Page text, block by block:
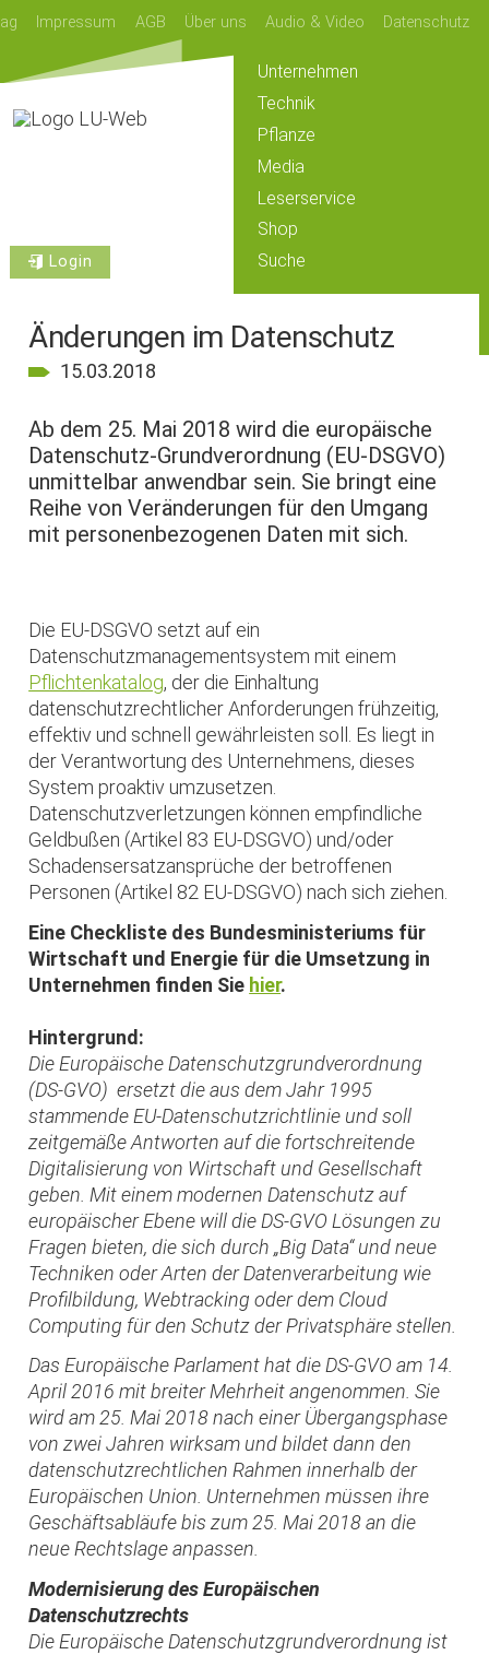
Impressum AGB Über uns Audio & Video Datenschutz
Login
Unternehmen
Technik
Pflanze
Media
Leserservice
Shop
Suche
Änderungen im Datenschutz
15.03.2018
Ab dem 25. Mai 2018 wird die europäische
Datenschutz-Grundverordnung (EU-DSGVO)
unmittelbar anwendbar sein. Sie bringt eine
Reihe von Veränderungen für den Umgang
mit personenbezogenen Daten mit sich.
Die EU-DSGVO setzt auf ein
Datenschutzmanagementsystem mit einem
Pflichtenkatalog, der die Einhaltung
datenschutzrechtlicher Anforderungen frühzeitig,
effektiv und schnell gewährleisten soll. Es liegt in
der Verantwortung des Unternehmens, dieses
System proaktiv umzusetzen.
Datenschutzverletzungen können empfindliche
Geldbußen (Artikel 83 EU-DSGVO) und/oder
Schadensersatzansprüche der betroffenen
Personen (Artikel 82 EU-DSGVO) nach sich ziehen.
Eine Checkliste des Bundesministeriums für
Wirtschaft und Energie für die Umsetzung in
Unternehmen finden Sie hier.
Hintergrund:
Die Europäische Datenschutzgrundverordnung
(DS-GVO) ersetzt die aus dem Jahr 1995
stammende EU-Datenschutzrichtlinie und soll
zeitgemäße Antworten auf die fortschreitende
Digitalisierung von Wirtschaft und Gesellschaft
geben. Mit einem modernen Datenschutz auf
europäischer Ebene will die DS-GVO Lösungen zu
Fragen bieten, die sich durch „Big Data“ und neue
Techniken oder Arten der Datenverarbeitung wie
Profilbildung, Webtracking oder dem Cloud
Computing für den Schutz der Privatsphäre stellen.
Das Europäische Parlament hat die DS-GVO am 14.
April 2016 mit breiter Mehrheit angenommen. Sie
wird am 25. Mai 2018 nach einer Übergangsphase
von zwei Jahren wirksam und bildet dann den
datenschutzrechtlichen Rahmen innerhalb der
Europäischen Union. Unternehmen müssen ihre
Geschäftsabläufe bis zum 25. Mai 2018 an die
neue Rechtslage anpassen.
Modernisierung des Europäischen
Datenschutzrechts
Die Europäische Datenschutzgrundverordnung ist